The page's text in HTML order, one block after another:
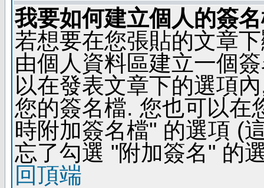
我要如何建立個人的簽
若想要在您張貼的文章
由個人資料區建立一個
以在發表文章下的選項
您的簽名檔. 您也可以在
時附加簽名檔" 的選項 (
忘了勾選 "附加簽名" 的
回頂端